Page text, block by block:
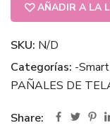
AÑADIR A LA
SKU: N/D
Categorías: -
PAÑALES DE
Share: